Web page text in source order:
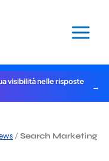
visibilità nelle risposte
/ Search Marketing